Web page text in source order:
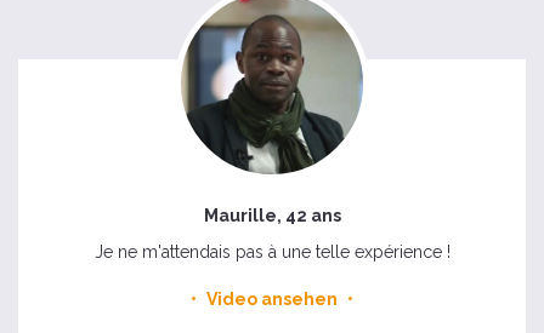
Maurille, 42 ans
Je ne m'attendais pas à une telle expérience !
Video ansehen